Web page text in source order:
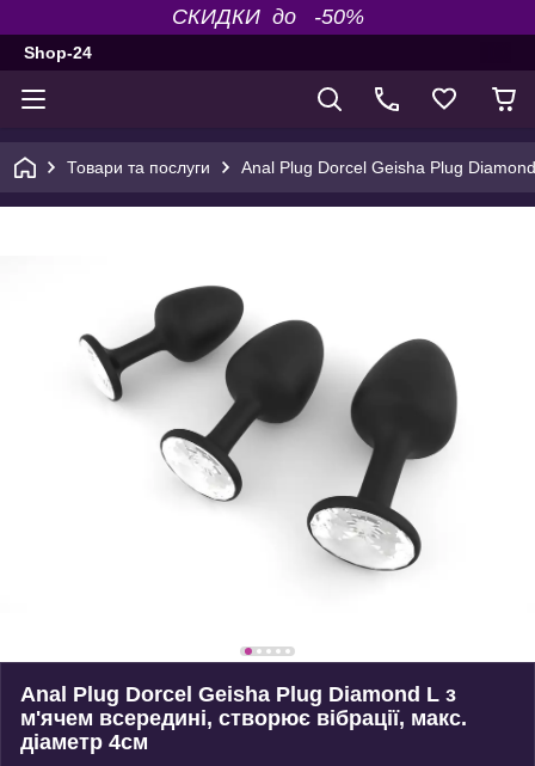
СКИДКИ до -50%
Shop-24
Товари та послуги Anal Plug Dorcel Geisha Plug
Anal Plug Dorcel Geisha Plug Diamond L з
м'ячем всередині, створює вібрації, макс.
діаметр 4см